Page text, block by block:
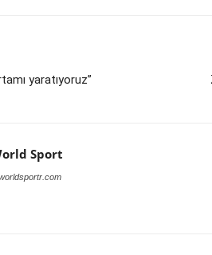
yaratıyoruz”
Sport